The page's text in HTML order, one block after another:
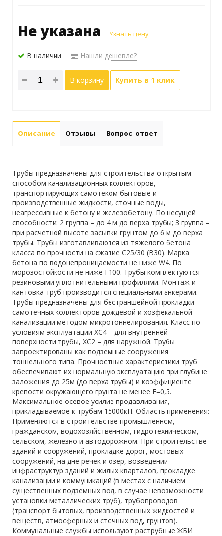
Не указана Узнать цену
В наличии Нашли дешевле?
В корзину Купить в 1 клик
Описание Отзывы Вопрос-ответ
Трубы предназначены для строительства открытым
способом канализационных коллекторов,
транспортирующих самотеком бытовые и
производственные жидкости, сточные воды,
неагрессивные к бетону и железобетону. По несущей
способности: 2 группа – до 4 м до верха трубы; 3 группа –
при расчетной высоте засыпки грунтом до 6 м до верха
трубы. Трубы изготавливаются из тяжелого бетона
класса по прочности на сжатие С25/30 (В30). Марка
бетона по водонепроницаемости не ниже W4. По
морозостойкости не ниже F100. Трубы комплектуются
резиновыми уплотнительными профилями. Монтаж и
кантовка труб производится специальными анкерами.
Трубы предназначены для бестраншейной прокладки
самотечных коллекторов дождевой и хозфекальной
канализации методом микротоннелирования. Класс по
условиям эксплуатации ХС4 – для внутренней
поверхности трубы, ХС2 – для наружной. Трубы
запроектированы как подземные сооружения
тоннельного типа. Прочностные характеристики труб
обеспечивают их нормальную эксплуатацию при глубине
заложения до 25м (до верха трубы) и коэффициенте
крепости окружающего грунта не менее F=0,5.
Максимальное осевое усилие продавливания,
прикладываемое к трубам 15000кН. Область применения:
Применяются в строительстве промышленном,
гражданском, водохозяйственном, гидротехническом,
сельском, железно и автодорожном. При строительстве
зданий и сооружений, прокладке дорог, мостовых
сооружений, на дне речек и озер, возведении
инфраструктур зданий и жилых кварталов, прокладке
канализации и коммуникаций (в местах с наличием
существенных подземных вод, в случае невозможности
установки металлических труб), трубопроводов
(транспорт бытовых, производственных жидкостей и
веществ, атмосферных и сточных вод, грунтов).
Коммунальные службы используют раструбные ЖБИ